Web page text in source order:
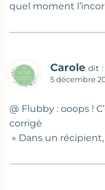
quel moment
Carole dit :
5 décembre
@ Flubby : ooops !
corrigé
» Dans un